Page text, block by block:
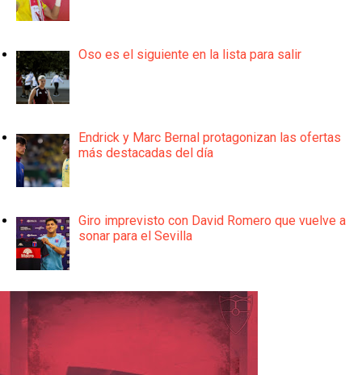
Oso es el siguiente en la lista para salir
Endrick y Marc Bernal protagonizan las ofertas
más destacadas del día
Giro imprevisto con David Romero que vuelve a
sonar para el Sevilla